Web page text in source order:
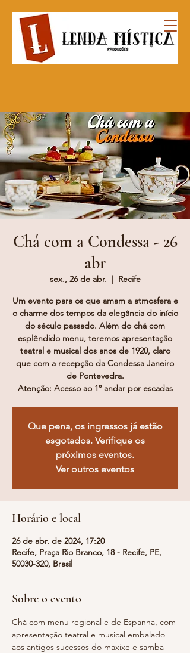
Chá com a Condessa - 26
abr
sex., 26 de abr.
  |
Recife
Um evento para os que amam a atmosfera e
o charme dos tempos da elegância do início
do século passado. Além do chá com
esplêndido menu, teremos apresentação
teatral e musical dos anos de 1920, claro
que com a recepção da Condessa Janeiro
de Pontevedra.
Atenção: Acesso ao 1º andar por escadas
Que pena, os ingressos já estão
esgotados. Verifique os
próximos eventos.
Ver outros eventos
Horário e local
26 de abr. de 2024, 17:20
Recife, Praça Rio Branco, 18 - Recife, PE,
50030-320, Brasil
Sobre o evento
Chá com menu regional e de Espanha, com
apresentação teatral e musical embalado
aos antigos sucessos do maxixe e samba